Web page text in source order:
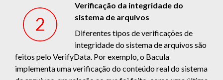
Verificação da integridade do
sistema de arquivos
Diferentes tipos de verificações de
integridade do sistema de arquivos são
feitos pelo VerifyData. Por exemplo, o Bacula
implementa uma verificação do conteúdo real do sistema